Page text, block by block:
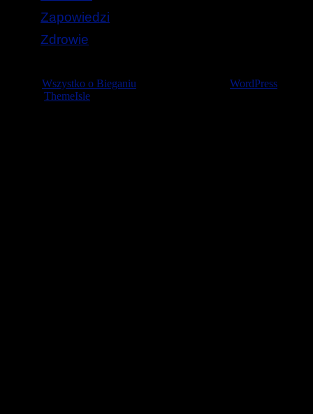
Zapowiedzi
Zdrowie
Wszystko o Bieganiu
WordPress
ThemeIsle